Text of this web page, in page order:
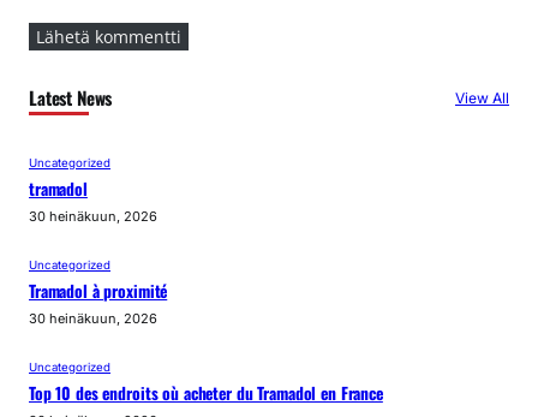
Latest News View All
Uncategorized
tramadol
30 heinäkuun, 2026
Uncategorized
Tramadol à proximité
30 heinäkuun, 2026
Uncategorized
Top 10 des endroits où acheter du Tramadol en France